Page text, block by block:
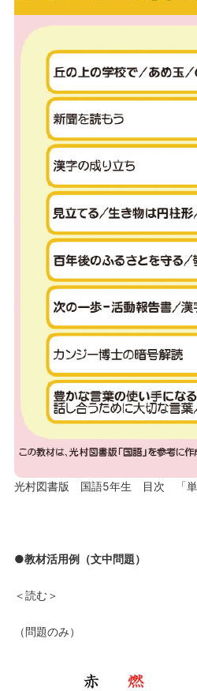
光村図書版 国語5年生 目次 「単
●教材活用例（文中問題）
＜読む＞
（問題のみ） （